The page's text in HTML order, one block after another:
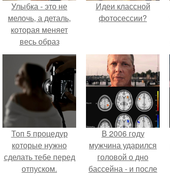
Улыбка - это не
мелочь, а деталь,
которая меняет
весь образ
человека.
Идеи классной
фотосессии?
Топ 5 процедур
которые нужно
сделать тебе перед
отпуском.
В 2006 году
мужчина ударился
головой о дно
бассейна - и после